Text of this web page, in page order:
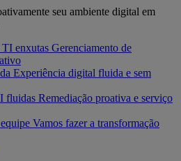
seu ambiente digital em
TI enxutas Gerenciamento de
Experiência digital fluida e sem
fluidas Remediação proativa e serviço
Vamos fazer a transformação